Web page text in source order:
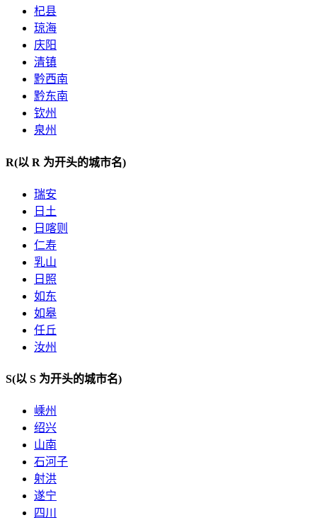
杞县
琼海
庆阳
清镇
黔西南
黔东南
钦州
泉州
R(以 R 为开头的城市名)
瑞安
日土
日喀则
仁寿
乳山
日照
如东
如皋
任丘
汝州
S(以 S 为开头的城市名)
嵊州
绍兴
山南
石河子
射洪
遂宁
四川